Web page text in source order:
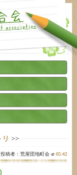
リ >>
投稿者：荒屋団地町会 at05:42